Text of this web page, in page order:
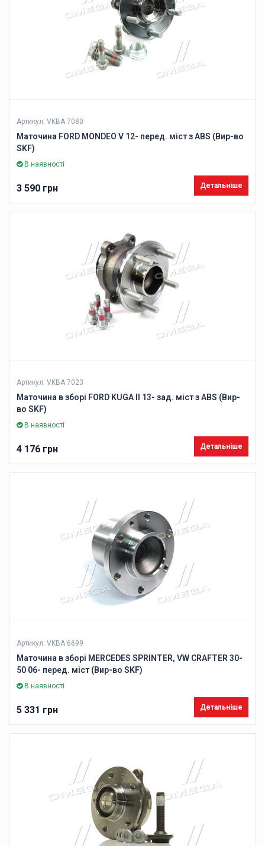
Артикул: VKBA 7080
Маточина FORD MONDEO V 12- перед. міст з ABS (Вир-во
SKF)
В наявності
3 590 грн Детальніше
Артикул: VKBA 7023
Маточина в зборі FORD KUGA II 13- зад. міст з ABS (Вир-
во SKF)
В наявності
4 176 грн Детальніше
Артикул: VKBA 6699
Маточина в зборі MERCEDES SPRINTER, VW CRAFTER 30-
50 06- перед. міст (Вир-во SKF)
В наявності
5 331 грн Детальніше